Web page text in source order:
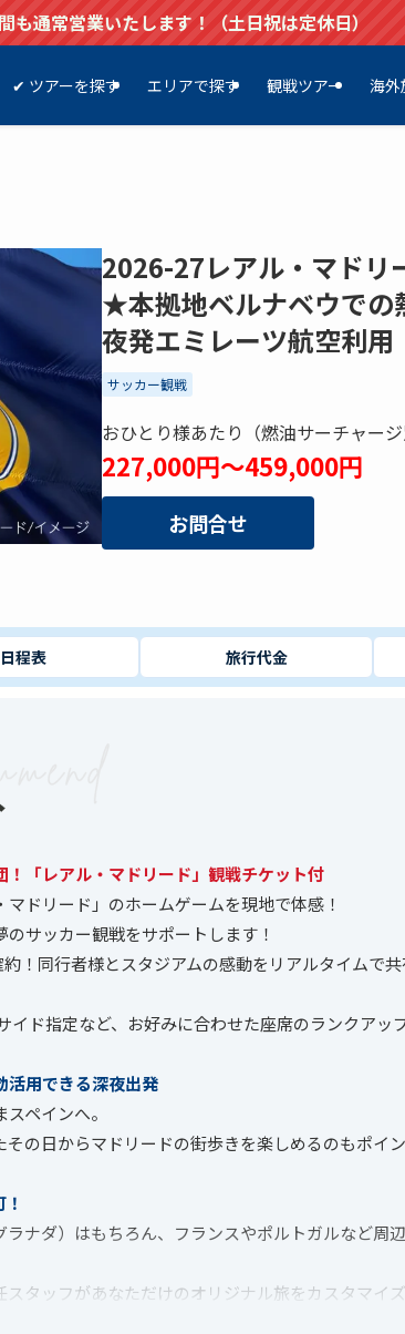
も通常営業いたします！（土日祝は定休日）
✔ ツアーを探す エリアで探す 観戦ツアー 海外
2026-27レアル・マドリ
★本拠地ベルナベウでの
夜発エミレーツ航空利用
サッカー観戦
おひとり様あたり（燃油サーチャージ
227,000円～459,000円
お問合せ
日程表 旅行代金
「レアル・マドリード」観戦チケット付
ドリード」のホームゲームを現地で体感！
サッカー観戦をサポートします！
！同行者様とスタジアムの感動をリアルタイムで
イド指定など、お好みに合わせた座席のランクアッ
用できる深夜出発
ペインへ。
の日からマドリードの街歩きを楽しめるのもポイン
ナダ）はもちろん、フランスやポルトガルなど周
タッフがあなただけのオリジナル旅をカスタマイ